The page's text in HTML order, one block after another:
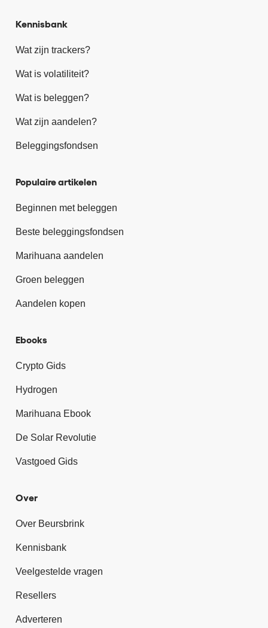
Kennisbank
Wat zijn trackers?
Wat is volatiliteit?
Wat is beleggen?
Wat zijn aandelen?
Beleggingsfondsen
Populaire artikelen
Beginnen met beleggen
Beste beleggingsfondsen
Marihuana aandelen
Groen beleggen
Aandelen kopen
Ebooks
Crypto Gids
Hydrogen
Marihuana Ebook
De Solar Revolutie
Vastgoed Gids
Over
Over Beursbrink
Kennisbank
Veelgestelde vragen
Resellers
Adverteren